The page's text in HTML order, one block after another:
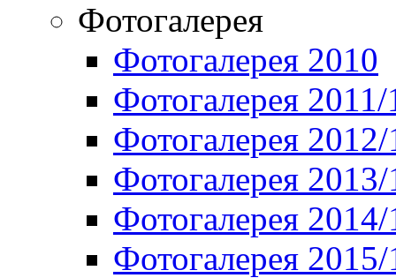
Фотогалерея
Фотогалерея 2010
Фотогалерея 2011/
Фотогалерея
Фотогалерея
Фотогалерея
Фотогалерея